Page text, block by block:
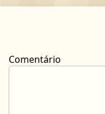
Comentário